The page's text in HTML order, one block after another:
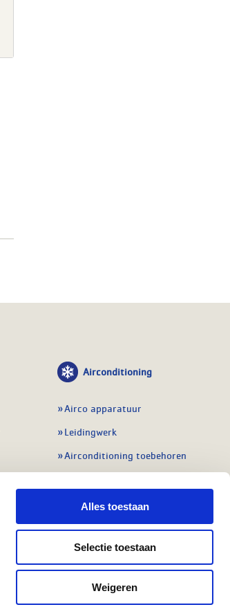
Alles toestaan
Selectie toestaan
Weigeren
Airconditioning
Airco apparatuur
Leidingwerk
Airconditioning toebehoren
Regelapparatuur
Alle koeling